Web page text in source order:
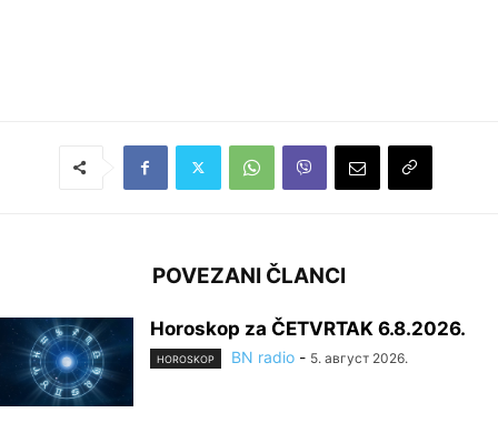
POVEZANI ČLANCI
Horoskop za ČETVRTAK 6.8.2026.
HOROSKOP BN radio - 5. август 2026.